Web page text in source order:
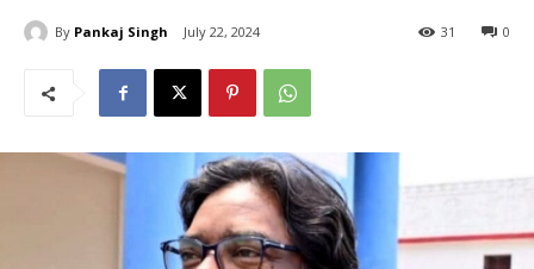
By Pankaj Singh July 22, 2024 0
31